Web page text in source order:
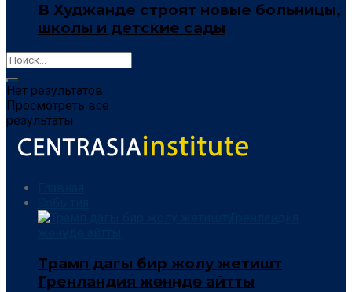
В Худжанде строят новые больницы,
школы и детские сады
Нет результатов
Просмотреть все
результаты
Трамп дагы бир жолу жетиштүү
Гренландия жөнүндө айтты